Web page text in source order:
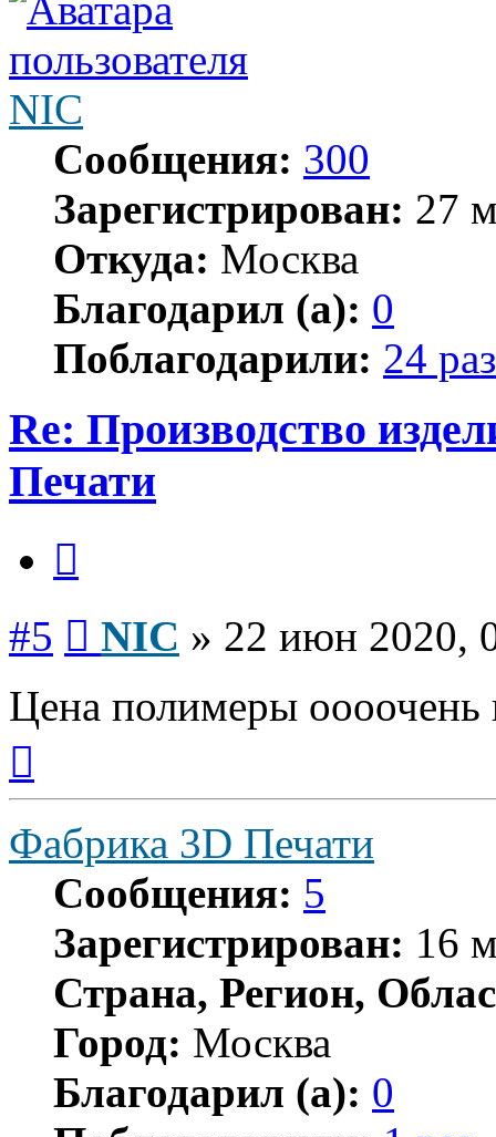
NIC
Сообщения: 300
Зарегистрирован: 27
Откуда: Москва
Благодарил (а): 0
Поблагодарили: 24
Re: Производство
Печати
#5 NIC » 22 июн 2020,
Цена полимеры оооочень
началу
Фабрика 3D Печати
Сообщения: 5
Зарегистрирован: 16
Страна, Регион,
Город: Москва
Благодарил (а): 0